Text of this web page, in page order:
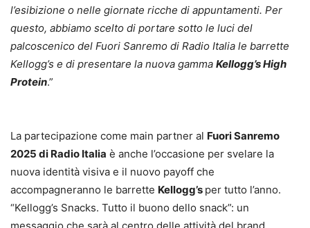
l’esibizione o nelle giornate ricche di appuntamenti. Per
questo, abbiamo scelto di portare sotto le luci del
palcoscenico del Fuori Sanremo di Radio Italia le barrette
Kellogg’s e di presentare la nuova gamma Kellogg’s High
Protein.”
La partecipazione come main partner al Fuori Sanremo
2025 di Radio Italia è anche l’occasione per svelare la
nuova identità visiva e il nuovo payoff che
accompagneranno le barrette Kellogg’s per tutto l’anno.
“Kellogg’s Snacks. Tutto il buono dello snack”: un